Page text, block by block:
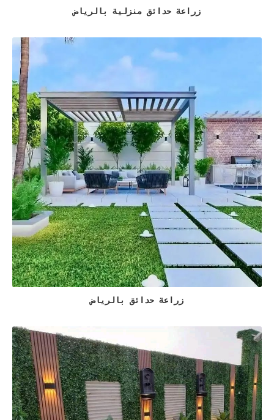
زراعة حدائق منزلية بالرياض
زراعة حدائق بالرياض